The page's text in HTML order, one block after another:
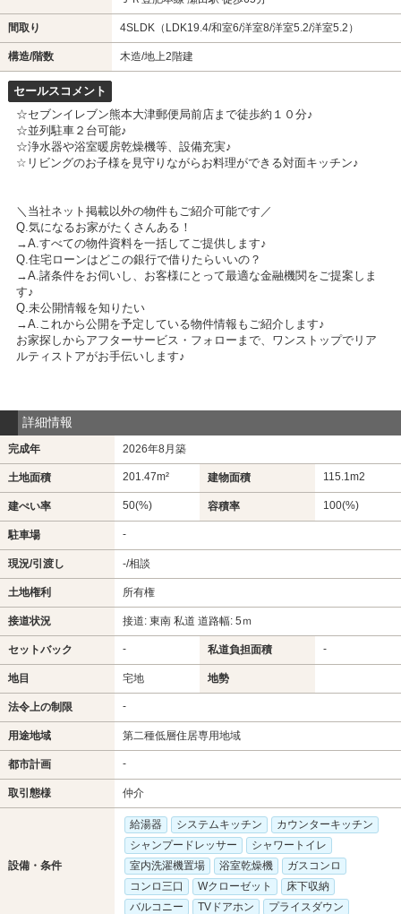
間取り 4SLDK（LDK19.4/和室6/洋室8/洋室5.2/洋室5.2）
構造/階数 木造/地上2階建
セールスコメント
☆セブンイレブン熊本大津郵便局前店まで徒歩約１０分♪
☆並列駐車２台可能♪
☆浄水器や浴室暖房乾燥機等、設備充実♪
☆リビングのお子様を見守りながらお料理ができる対面キッチン♪
＼当社ネット掲載以外の物件もご紹介可能です／
Q.気になるお家がたくさんある！
→A.すべての物件資料を一括してご提供します♪
Q.住宅ローンはどこの銀行で借りたらいいの？
→A.諸条件をお伺いし、お客様にとって最適な金融機関をご提案しま
す♪
Q.未公開情報を知りたい
→A.これから公開を予定している物件情報もご紹介します♪
お家探しからアフターサービス・フォローまで、ワンストップでリア
ルティストアがお手伝いします♪
詳細情報
完成年 2026年8月築
土地面積 201.47m² 建物面積 115.1m2
建ぺい率 50(%) 容積率 100(%)
駐車場 -
現況/引渡し -/相談
土地権利 所有権
接道状況 接道: 東南 私道 道路幅: 5ｍ
セットバック - 私道負担面積 -
地目 宅地 地勢
法令上の制限 -
用途地域 第二種低層住居専用地域
都市計画 -
取引態様 仲介
設備・条件
給湯器 システムキッチン
カウンターキッチン
シャンプードレッサー
シャワートイレ
室内洗濯機置場
浴室乾燥機
ガスコンロ
コンロ三口
Wクローゼット
床下収納
バルコニー
TVドアホン プライスダウン